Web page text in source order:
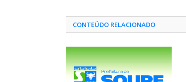
CONTEÚDO RELACIONADO